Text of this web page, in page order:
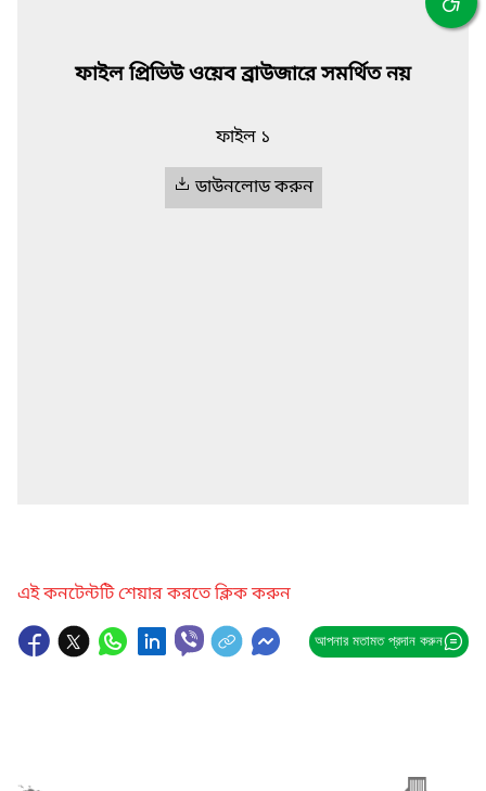
ফাইল প্রিভিউ ওয়েব ব্রাউজারে সমর্থিত নয়
ফাইল ১
ডাউনলোড করুন
এই কনটেন্টটি শেয়ার করতে ক্লিক করুন
আপনার মতামত প্রদান করুন